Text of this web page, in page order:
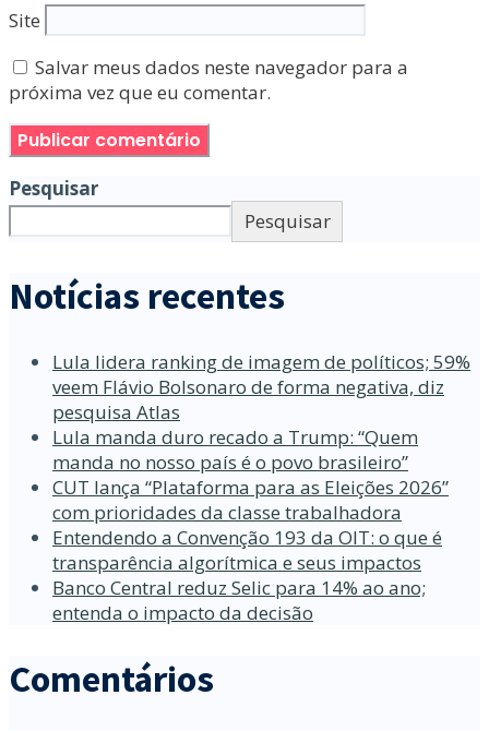
Site
Salvar meus dados neste navegador para a
próxima vez que eu comentar.
Pesquisar
Pesquisar
Notícias recentes
Lula lidera ranking de imagem de políticos; 59%
veem Flávio Bolsonaro de forma negativa, diz
pesquisa Atlas
Lula manda duro recado a Trump: “Quem
manda no nosso país é o povo brasileiro”
CUT lança “Plataforma para as Eleições 2026”
com prioridades da classe trabalhadora
Entendendo a Convenção 193 da OIT: o que é
transparência algorítmica e seus impactos
Banco Central reduz Selic para 14% ao ano;
entenda o impacto da decisão
Comentários